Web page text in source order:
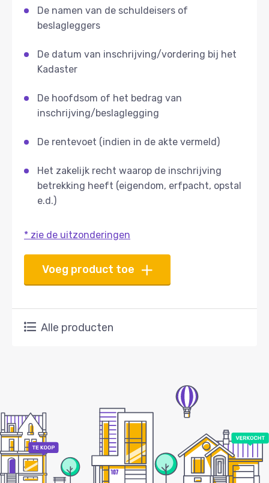
De namen van de schuldeisers of
beslagleggers
De datum van inschrijving/vordering bij het
Kadaster
De hoofdsom of het bedrag van
inschrijving/beslaglegging
De rentevoet (indien in de akte vermeld)
Het zakelijk recht waarop de inschrijving
betrekking heeft (eigendom, erfpacht, opstal
e.d.)
* zie de uitzonderingen
Voeg product toe
Alle producten